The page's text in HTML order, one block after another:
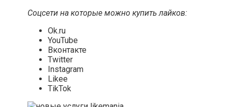
Соцсети на которые можно купить лайков:
Ok.ru
YouTube
Вконтакте
Twitter
Instagram
Likee
TikTok